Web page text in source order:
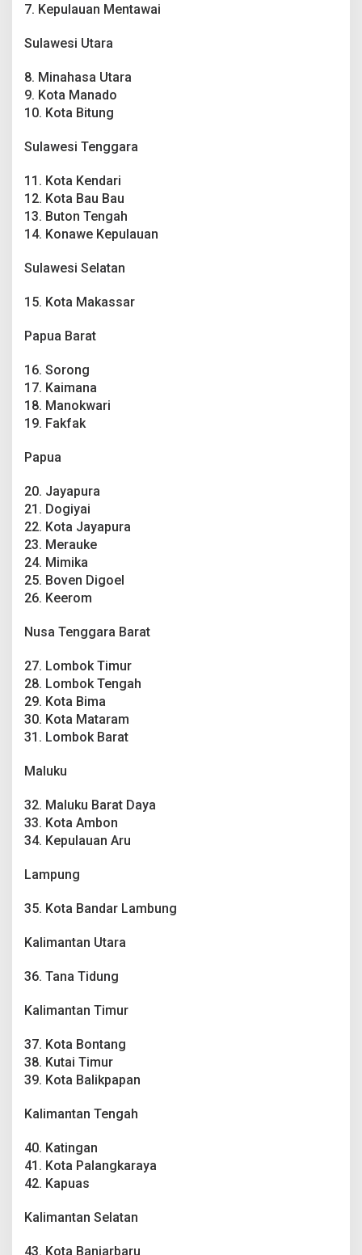
7. Kepulauan Mentawai
Sulawesi Utara
8. Minahasa Utara
9. Kota Manado
10. Kota Bitung
Sulawesi Tenggara
11. Kota Kendari
12. Kota Bau Bau
13. Buton Tengah
14. Konawe Kepulauan
Sulawesi Selatan
15. Kota Makassar
Papua Barat
16. Sorong
17. Kaimana
18. Manokwari
19. Fakfak
Papua
20. Jayapura
21. Dogiyai
22. Kota Jayapura
23. Merauke
24. Mimika
25. Boven Digoel
26. Keerom
Nusa Tenggara Barat
27. Lombok Timur
28. Lombok Tengah
29. Kota Bima
30. Kota Mataram
31. Lombok Barat
Maluku
32. Maluku Barat Daya
33. Kota Ambon
34. Kepulauan Aru
Lampung
35. Kota Bandar Lambung
Kalimantan Utara
36. Tana Tidung
Kalimantan Timur
37. Kota Bontang
38. Kutai Timur
39. Kota Balikpapan
Kalimantan Tengah
40. Katingan
41. Kota Palangkaraya
42. Kapuas
Kalimantan Selatan
43. Kota Banjarbaru